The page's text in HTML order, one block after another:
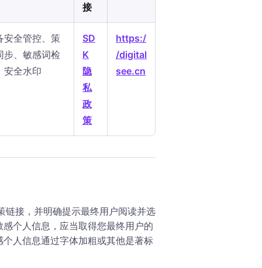
接
安全管控、策
步、敏感词检
安全水印
SD
K
隐
私
政
策
https:/
/digital
see.cn
接，并明确提示最终用户阅读并选
个人信息，应当取得您最终用户的
人信息通过字体加粗或其他是著标